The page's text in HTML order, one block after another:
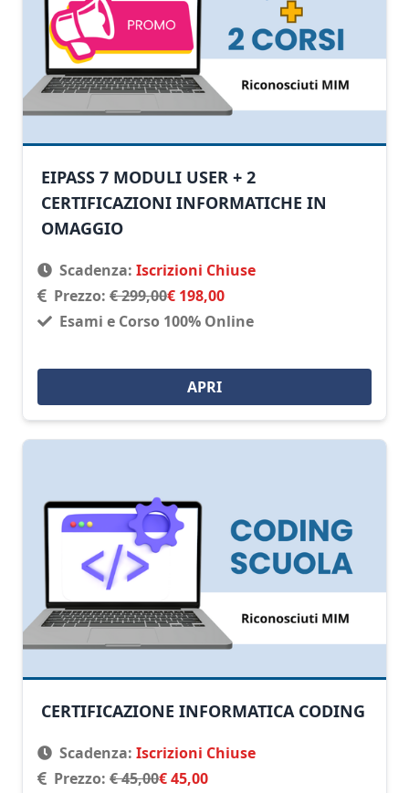
EIPASS 7 MODULI USER + 2
CERTIFICAZIONI INFORMATICHE IN
OMAGGIO
Scadenza: Iscrizioni Chiuse
Prezzo: € 299,00€ 198,00
Esami e Corso 100% Online
APRI
CERTIFICAZIONE INFORMATICA CODING
Scadenza: Iscrizioni Chiuse
Prezzo: € 45,00€ 45,00